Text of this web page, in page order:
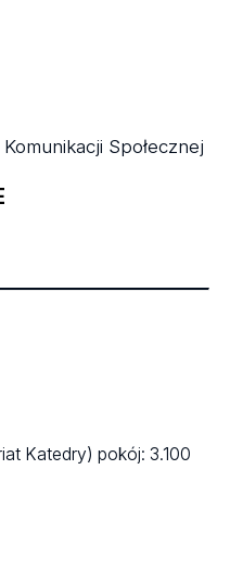
Społecznej
Katedry)pokój: 3.100